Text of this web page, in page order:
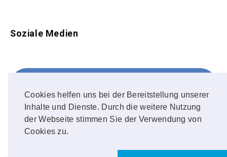
Cookies helfen uns bei der Bereitstellung unserer
Inhalte und Dienste. Durch die weitere Nutzung
der Webseite stimmen Sie der Verwendung von
Cookies zu.
Soziale Medien
FOLLOW ME!
Instagram
OUR PHOTOS!